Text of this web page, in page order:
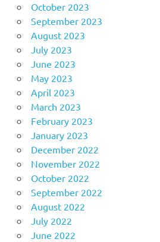
October 2023
September 2023
August 2023
July 2023
June 2023
May 2023
April 2023
March 2023
February 2023
January 2023
December 2022
November 2022
October 2022
September 2022
August 2022
July 2022
June 2022